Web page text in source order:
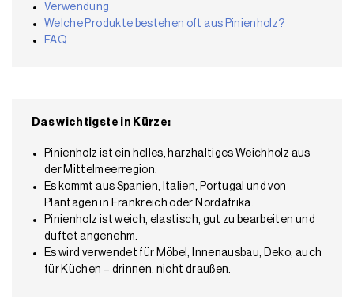
Verwendung
Welche Produkte bestehen oft aus Pinienholz?
FAQ
Das wichtigste in Kürze:
Pinienholz ist ein helles, harzhaltiges Weichholz aus
der Mittelmeerregion.
Es kommt aus Spanien, Italien, Portugal und von
Plantagen in Frankreich oder Nordafrika.
Pinienholz ist weich, elastisch, gut zu bearbeiten und
duftet angenehm.
Es wird verwendet für Möbel, Innenausbau, Deko, auch
für Küchen – drinnen, nicht draußen.